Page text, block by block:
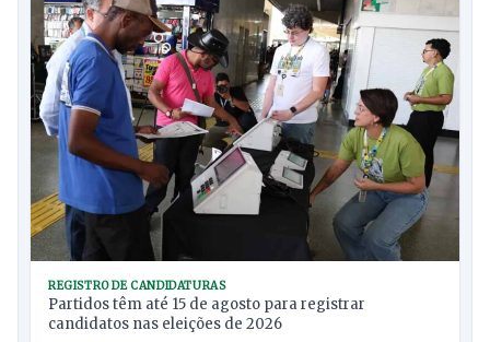
REGISTRO DE CANDIDATURAS
Partidos têm até 15 de agosto para registrar
candidatos nas eleições de 2026